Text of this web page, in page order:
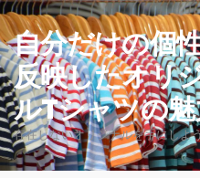
自分だけの個
反映したオリ
ルTシャツの
存在しないオリジナルを手にしよ